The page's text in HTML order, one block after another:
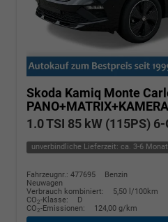
Skoda Kamiq Monte
1.0 TSI 85 kW (115PS)
unverbindliche Lieferzeit: ca. 3-6
Fahrzeugnr.: 477695
Benzin
Neuwagen
Verbrauch kombiniert:
5,50 l/100km
CO2-Klasse:
D
CO2-Emissionen: 124,00 g/km